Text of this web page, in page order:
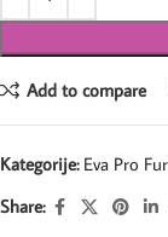
Add to compare
Kategorije: Eva Pro
Share: